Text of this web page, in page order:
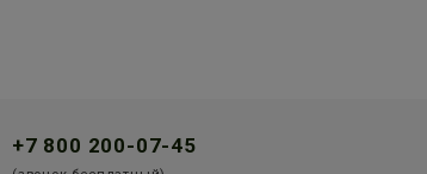
+7 800 200-07-45